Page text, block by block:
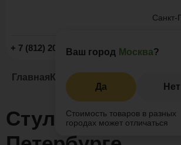
Санкт-
Ваш город Москва?
Да Нет
Стоимость товаров в разных
городах может отличаться
+ 7 (812) 209-19-59
Главная Каталог Стул RELAX
Стул RELAX в